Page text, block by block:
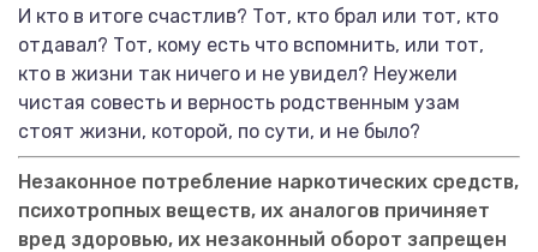
И кто в итоге счастлив? Тот, кто брал или тот, кто
отдавал? Тот, кому есть что вспомнить, или тот,
кто в жизни так ничего и не увидел? Неужели
чистая совесть и верность родственным узам
стоят жизни, которой, по сути, и не было?
Незаконное потребление наркотических средств,
психотропных веществ, их аналогов причиняет
вред здоровью, их незаконный оборот запрещен